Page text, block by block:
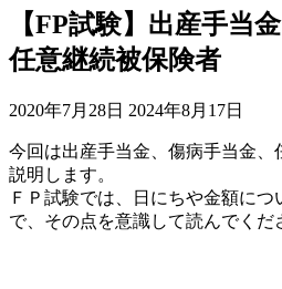
【FP試験】出産手当
任意継続被保険者
2020年7月28日 2024年8月17日
今回は出産手当金、傷病手当金、
説明します。
ＦＰ試験では、日にちや金額に
で、その点を意識して読んでくだ